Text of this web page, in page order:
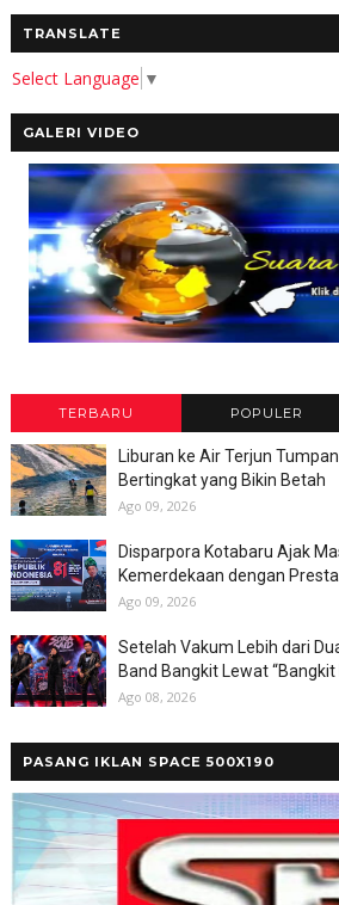
TRANSLATE
Select Language ▼
GALERI VIDEO
TERBARU POPULER
Liburan ke Air Terjun
Bertingkat yang Bikin Betah
Ago 09, 2026
Disparpora Kotabaru Ajak
Kemerdekaan dengan
Ago 09, 2026
Setelah Vakum Lebih dari
Band Bangkit Lewat
Ago 08, 2026
PASANG IKLAN SPACE 500X190